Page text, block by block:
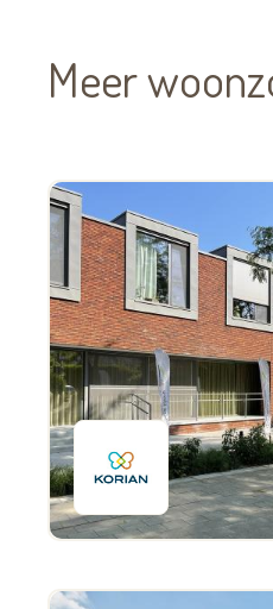
Meer